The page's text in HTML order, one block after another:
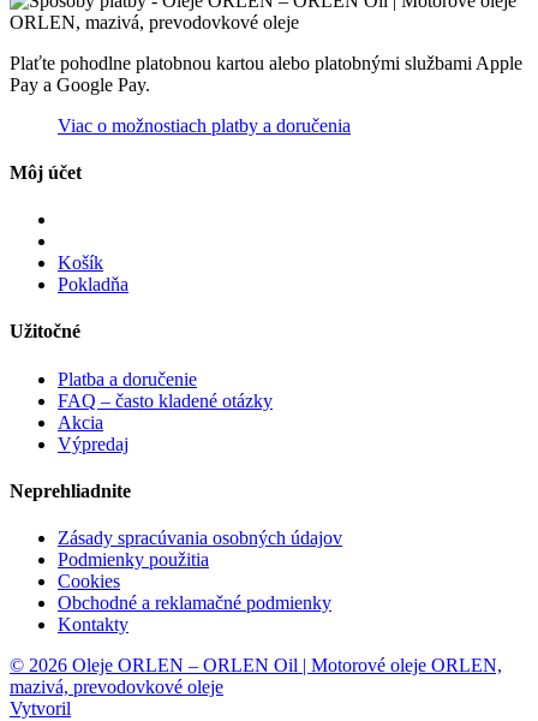
Plaťte pohodlne platobnou kartou alebo platobnými službami Apple
Pay a Google Pay.
Viac o možnostiach platby a doručenia
Môj účet
Košík
Pokladňa
Užitočné
Platba a doručenie
FAQ – často kladené otázky
Akcia
Výpredaj
Neprehliadnite
Zásady spracúvania osobných údajov
Podmienky použitia
Cookies
Obchodné a reklamačné podmienky
Kontakty
© 2026 Oleje ORLEN – ORLEN Oil | Motorové oleje ORLEN,
mazivá, prevodovkové oleje
Vytvoril